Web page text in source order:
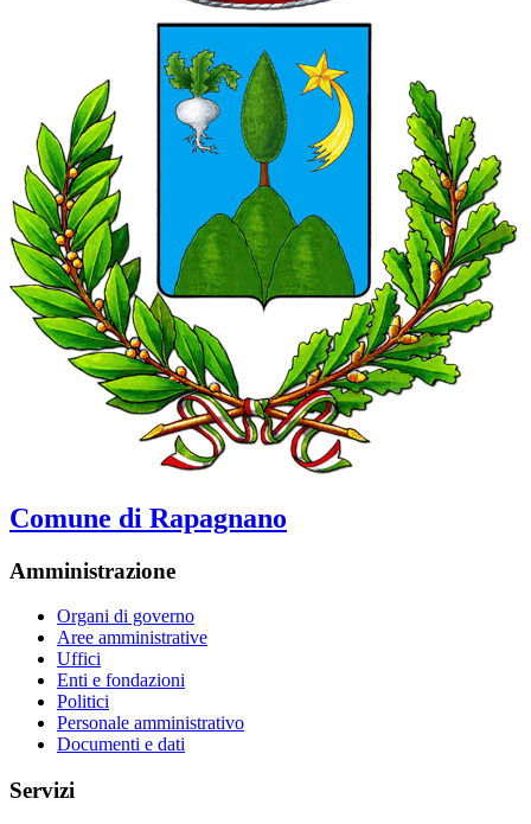
Comune di Rapagnano
Amministrazione
Organi di governo
Aree amministrative
Uffici
Enti e fondazioni
Politici
Personale amministrativo
Documenti e dati
Servizi